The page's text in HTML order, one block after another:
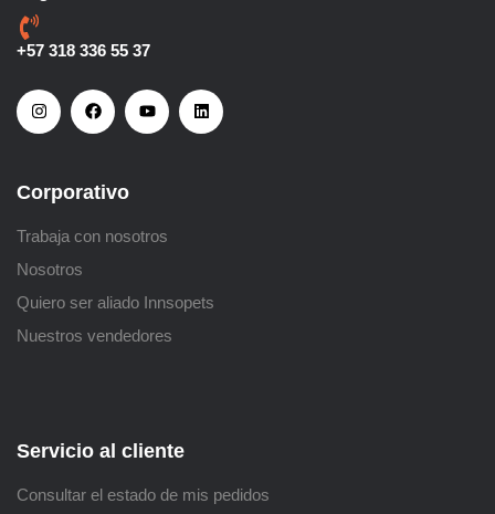
+57 318 336 55 37
Corporativo
Trabaja con nosotros
Nosotros
Quiero ser aliado Innsopets
Nuestros vendedores
Servicio al cliente
Consultar el estado de mis pedidos